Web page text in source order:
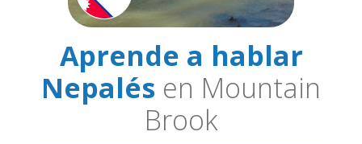
Aprende a hablar
Nepalés en Mountain
Brook